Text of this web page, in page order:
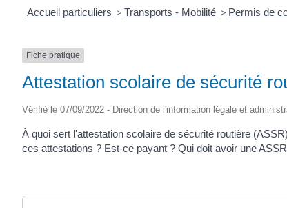
Accueil particuliers > Transports - Mobilité > Permis de
Fiche pratique
Attestation scolaire de sécurité
Vérifié le 07/09/2022 - Direction de l'information légale et
À quoi sert l'attestation scolaire de sécurité routière
ces attestations ? Est-ce payant ? Qui doit avoir une